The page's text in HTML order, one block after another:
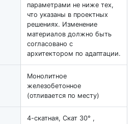
параметрами не ниже тех,
что указаны в проектных
решениях. Изменение
материалов должно быть
согласовано с
архитектором по адаптации.
Монолитное
железобетонное
(отливается по месту)
4-скатная, Скат 30° ,